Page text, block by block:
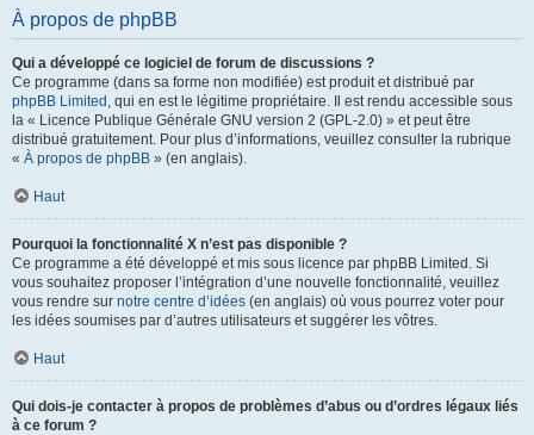
À propos de phpBB
Qui a développé ce logiciel de forum de discussions ?
Ce programme (dans sa forme non modifiée) est produit et distribué par
phpBB Limited , qui en est le légitime propriétaire. Il est rendu accessible sous
la « Licence Publique Générale GNU version 2 (GPL-2.0) » et peut être
distribué gratuitement. Pour plus d’informations, veuillez consulter la rubrique
« À propos de phpBB » (en anglais).
Haut
Pourquoi la fonctionnalité X n’est pas disponible ?
Ce programme a été développé et mis sous licence par phpBB Limited. Si
vous souhaitez proposer l’intégration d’une nouvelle fonctionnalité, veuillez
vous rendre sur notre centre d’idées (en anglais) où vous pourrez voter pour
les idées soumises par d’autres utilisateurs et suggérer les vôtres.
Haut
Qui dois-je contacter à propos de problèmes d’abus ou d’ordres légaux liés
à ce forum ?